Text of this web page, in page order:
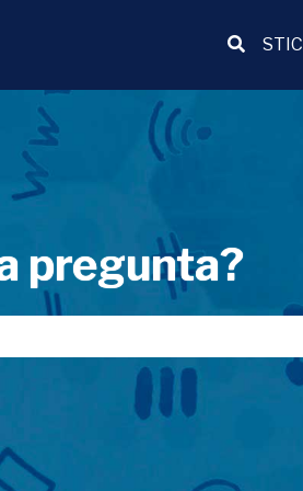
Buscador
STIC
pregunta?